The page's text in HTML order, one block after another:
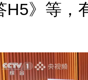
H5》等，